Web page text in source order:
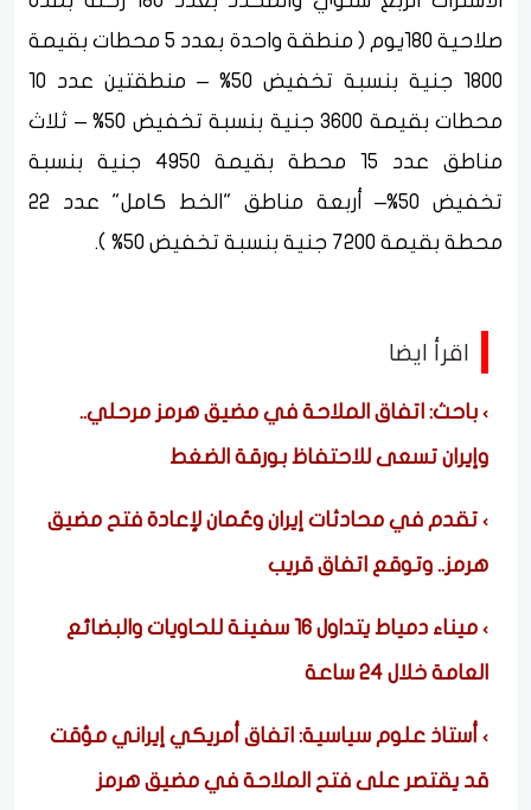
صلاحية 180يوم ( منطقة واحدة بعدد 5 محطات بقيمة
1800 جنية بنسبة تخفيض 50% – منطقتين عدد 10
محطات بقيمة 3600 جنية بنسبة تخفيض 50% – ثلاث
مناطق عدد 15 محطة بقيمة 4950 جنية بنسبة
تخفيض 50%– أربعة مناطق "الخط كامل" عدد 22
محطة بقيمة 7200 جنية بنسبة تخفيض 50% ).
اقرأ ايضا
باحث: اتفاق الملاحة في مضيق هرمز مرحلي..
وإيران تسعى للاحتفاظ بورقة الضغط
تقدم في محادثات إيران وعُمان لإعادة فتح مضيق
هرمز.. وتوقع اتفاق قريب
ميناء دمياط يتداول 16 سفينة للحاويات والبضائع
العامة خلال 24 ساعة
أستاذ علوم سياسية: اتفاق أمريكي إيراني مؤقت
قد يقتصر على فتح الملاحة في مضيق هرمز